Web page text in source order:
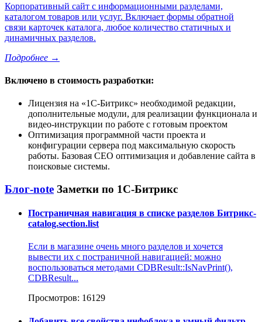
Корпоративный сайт с информационными разделами,
каталогом товаров или услуг. Включает формы обратной
связи карточек каталога, любое количество статичных и
динамичных разделов.
Подробнее →
Включено в стоимость разработки:
Лицензия на 1С-Битрикс
необходимой редакции,
дополнительные модули, для реализации функционала и
видео-инструкции по работе с готовым проектом
Оптимизация программной части проекта и
конфигурации сервера под максимальную скорость
работы. Базовая СЕО оптимизация и добавление сайта в
поисковые системы.
Блог-note Заметки по 1С-Битрикс
Постраничная навигация в списке разделов Битрикс-
catalog.section.list
Если в магазине очень много разделов и хочется
вывести их с постраничной навигацией: можно
воспользоваться методами CDBResult::IsNavPrint(),
CDBResult...
Просмотров: 16129